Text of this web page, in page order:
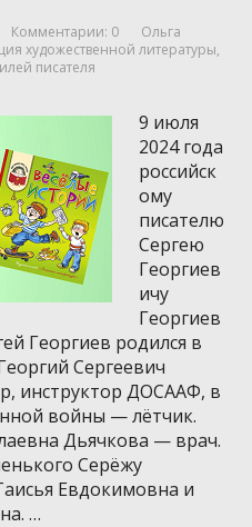
Комментарии: 0
Ольга
художественной литературы,
писателя
9 июля
2024 года
российск
ому
писателю
Сергею
Георгиев
ичу
Георгиев
Георгиев родился в
Сергеевич
инструктор ДОСААФ, в
войны — лётчик.
Дьячкова — врач.
Серёжу
Евдокимовна и
…